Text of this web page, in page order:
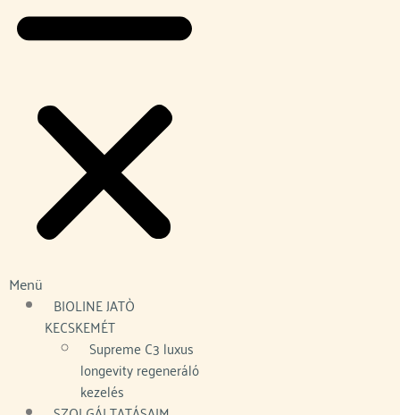
Menü
BIOLINE JATÒ
KECSKEMÉT
Supreme C3 luxus
longevity regeneráló
kezelés